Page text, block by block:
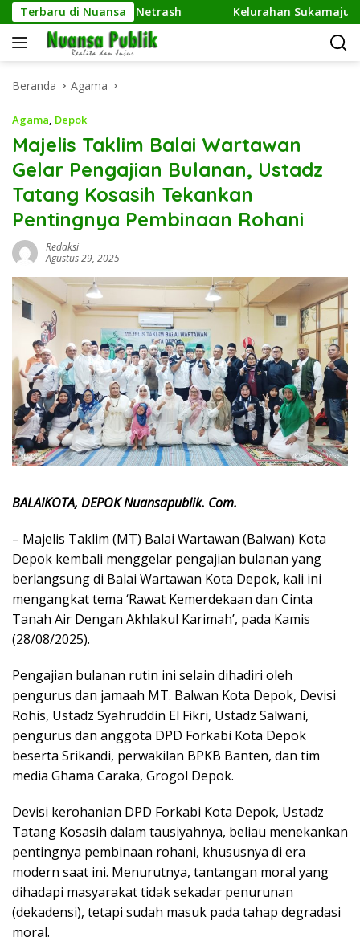
Langsung
ke
konten
Terbaru di Nuansa
Kembangkan Netrash Kelurahan Sukamaju Gelar
Beranda Agama
Agama, Depok
Majelis Taklim Balai Wartawan
Gelar Pengajian Bulanan, Ustadz
Tatang Kosasih Tekankan
Pentingnya Pembinaan Rohani
Redaksi
Agustus 29, 2025
BALAIKOTA, DEPOK Nuansapublik. Com.
– Majelis Taklim (MT) Balai Wartawan (Balwan) Kota
Depok kembali menggelar pengajian bulanan yang
berlangsung di Balai Wartawan Kota Depok, kali ini
mengangkat tema ‘Rawat Kemerdekaan dan Cinta
Tanah Air Dengan Akhlakul Karimah’, pada Kamis
(28/08/2025).
Pengajian bulanan rutin ini selain dihadiri oleh
pengurus dan jamaah MT. Balwan Kota Depok, Devisi
Rohis, Ustadz Syahruddin El Fikri, Ustadz Salwani,
pengurus dan anggota DPD Forkabi Kota Depok
beserta Srikandi, perwakilan BPKB Banten, dan tim
media Ghama Caraka, Grogol Depok.
Devisi kerohanian DPD Forkabi Kota Depok, Ustadz
Tatang Kosasih dalam tausiyahnya, beliau menekankan
pentingnya pembinaan rohani, khususnya di era
modern saat ini. Menurutnya, tantangan moral yang
dihadapi masyarakat tidak sekadar penurunan
(dekadensi), tetapi sudah masuk pada tahap degradasi
moral.